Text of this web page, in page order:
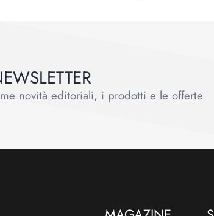
novità editoriali, i prodotti e le offerte